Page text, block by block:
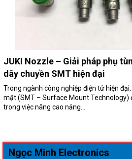
JUKI Nozzle – Giải pháp phụ
dây chuyền SMT hiện đại
Trong ngành công nghiệp điện tử hiện
mặt (SMT – Surface Mount Technology)
trong việc nâng cao năng...
Ngọc Minh Electronics